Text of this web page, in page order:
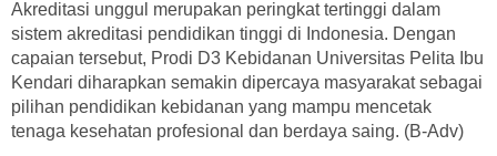
Akreditasi unggul merupakan peringkat tertinggi dalam
sistem akreditasi pendidikan tinggi di Indonesia. Dengan
capaian tersebut, Prodi D3 Kebidanan Universitas Pelita Ibu
Kendari diharapkan semakin dipercaya masyarakat sebagai
pilihan pendidikan kebidanan yang mampu mencetak
tenaga kesehatan profesional dan berdaya saing. (B-Adv)